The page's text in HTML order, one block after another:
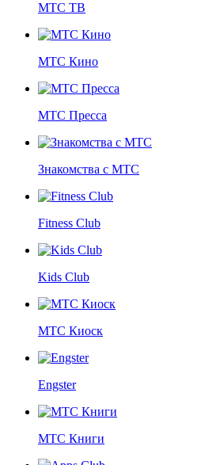
МТС ТВ
МТС Кино
МТС Пресса
Знакомства с МТС
Fitness Club
Kids Club
МТС Киоск
Engster
МТС Книги